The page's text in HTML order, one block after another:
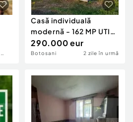
Casă individuală
modernă - 162 MP UTILI
- Zona Rediu
290.000 eur
Botosani 2 zile în urmă